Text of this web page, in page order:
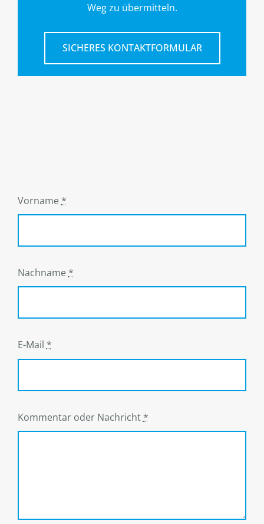
Weg zu übermitteln.
SICHERES KONTAKTFORMULAR
Vorname *
Nachname *
E-Mail*
Kommentar oder Nachricht *